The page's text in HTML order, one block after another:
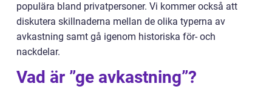
populära bland privatpersoner. Vi kommer också att
diskutera skillnaderna mellan de olika typerna av
avkastning samt gå igenom historiska för- och
nackdelar.
Vad är ”ge avkastning”?